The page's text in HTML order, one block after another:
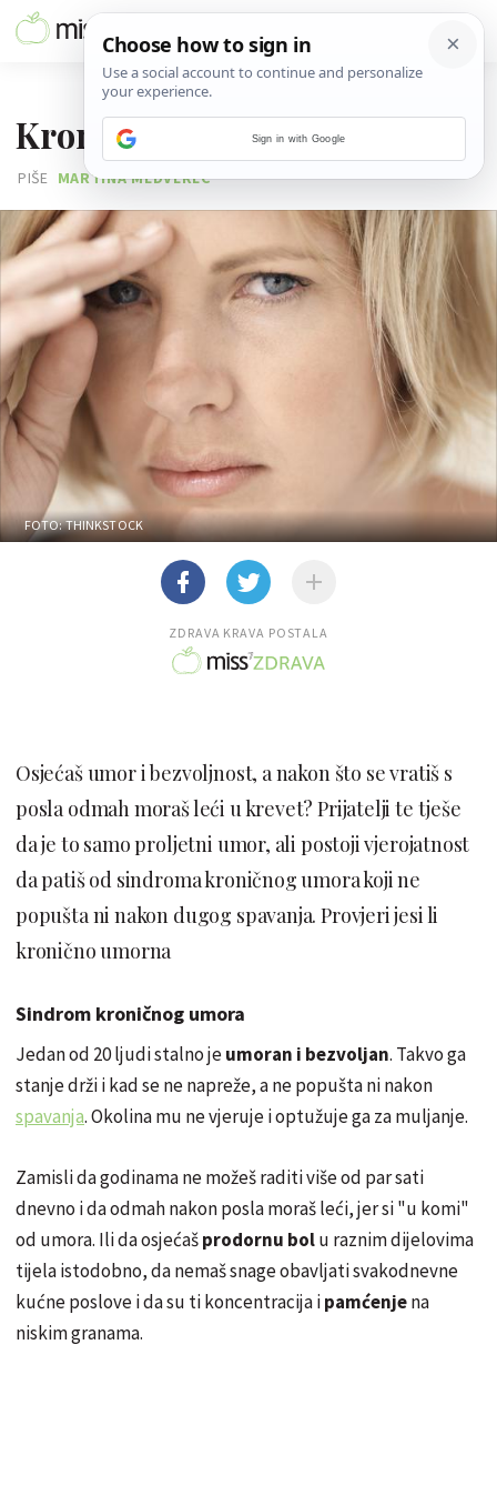
Kronični ili proljetni umor?
PIŠE MARTINA MEDVEREC
FOTO: THINKSTOCK
ZDRAVA KRAVA POSTALA
Osjećaš umor i bezvoljnost, a nakon što se vratiš s
posla odmah moraš leći u krevet? Prijatelji te tješe
da je to samo proljetni umor, ali postoji vjerojatnost
da patiš od sindroma kroničnog umora koji ne
popušta ni nakon dugog spavanja. Provjeri jesi li
kronično umorna
Sindrom kroničnog umora
Jedan od 20 ljudi stalno jeumoran i bezvoljan. Takvo ga
stanje drži i kad se ne napreže, a ne popušta ni nakon
spavanja. Okolina mu ne vjeruje i optužuje ga za muljanje.
Zamisli da godinama ne možeš raditi više od par sati
dnevno i da odmah nakon posla moraš leći, jer si "u komi"
od umora. Ili da osjećašprodornu bolu raznim dijelovima
tijela istodobno, da nemaš snage obavljati svakodnevne
kućne poslove i da su ti koncentracija ipamćenjena
niskim granama.
Sign in with Google